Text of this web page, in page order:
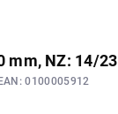
mm, NZ: 14/23
0100005912